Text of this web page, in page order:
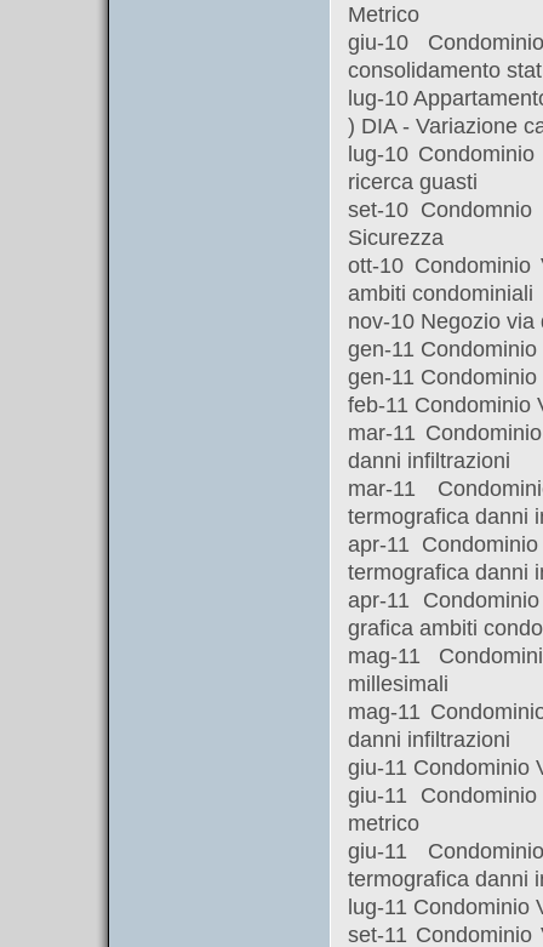
Metrico
giu-10
consolidamento
lug-10
) DIA - Variazione
lug-10
ricerca guasti
set-10
Sicurezza
ott-10
ambiti condominiali
nov-10 Negozio
gen-11
gen-11
feb-11 Condominio
mar-11
danni infiltrazioni
mar-11
termografica danni
apr-11
termografica danni
apr-11
grafica ambiti
mag-11
millesimali
mag-11
danni infiltrazioni
giu-11 Condominio
giu-11
metrico
giu-11
termografica danni
lug-11 Condominio
set-11